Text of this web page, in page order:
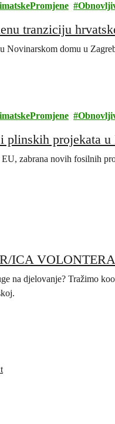
tranziciju
Novinarskom domu u
plinskih projekata u
zabrana novih fosilnih
ICA VOLONTERA
na djelovanje? Tražimo